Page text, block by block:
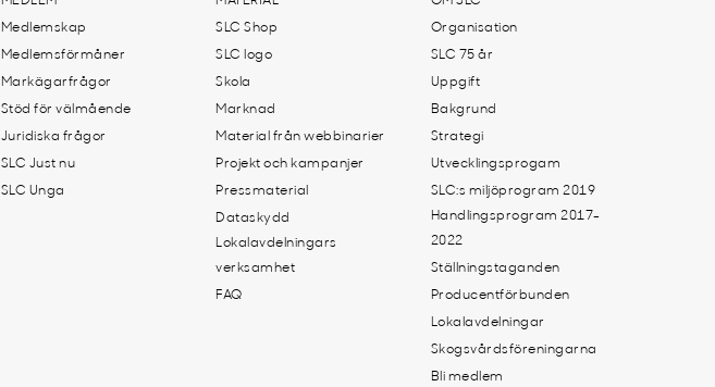
Medlemskap
Medlemsförmåner
Markägarfrågor
Stöd för välmående
Juridiska frågor
SLC Just nu
SLC Unga
SLC Shop
SLC logo
Skola
Marknad
Material från webbinarier
Projekt och kampanjer
Pressmaterial
Dataskydd
Lokalavdelningars
verksamhet
FAQ
Organisation
SLC 75 år
Uppgift
Bakgrund
Strategi
Utvecklingsprogam
SLC:s miljöprogram 2019
Handlingsprogram 2017-
2022
Ställningstaganden
Producentförbunden
Lokalavdelningar
Skogsvårdsföreningarna
Bli medlem